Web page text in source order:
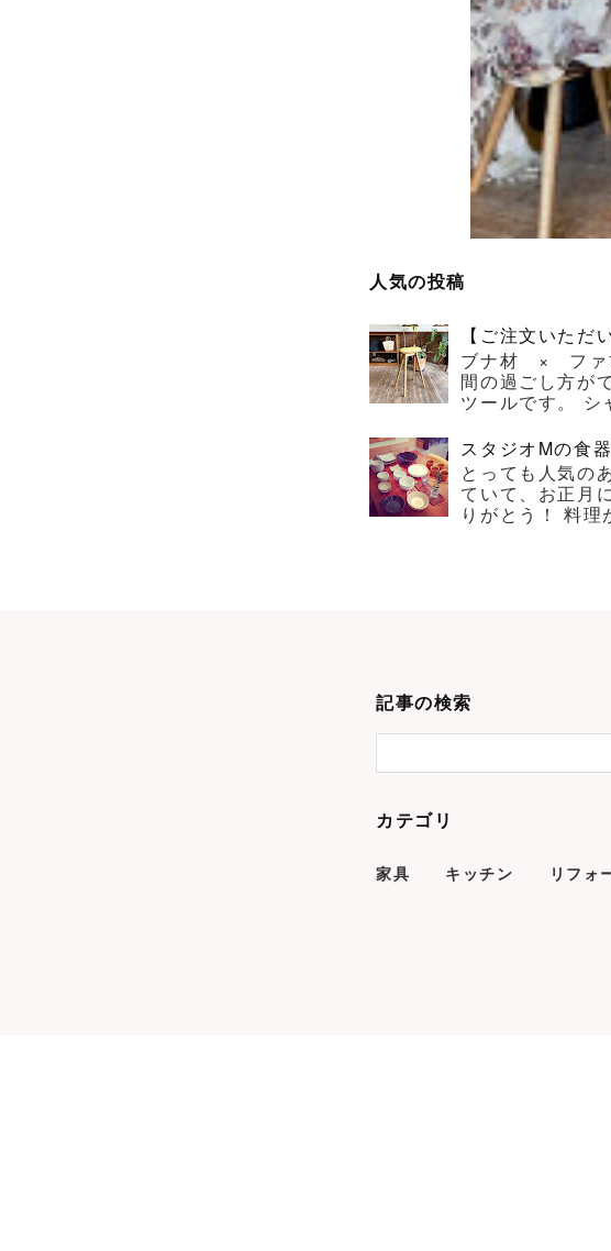
人気の投稿
【ご注文いただ
ブナ材 × ファブ
間の過ごし方が
ツールです。
スタジオMの食
とっても人気の
ていて、お正月
りがとう！ 料
記事の検索
カテゴリ
家具 キッチン リフォ